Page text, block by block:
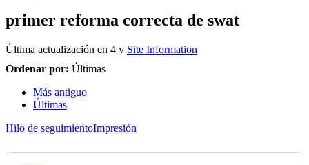
primer reforma correcta de swat
Última actualización en 4 y Site Information
Ordenar por: Últimas
Más antiguo
Últimas
Hilo de seguimientoImpresión